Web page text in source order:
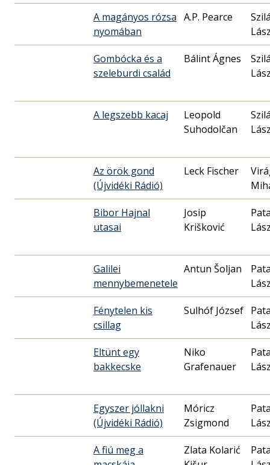
A magányos rózsa
nyomában
A.P. Pearce
Gombócka és a
szeleburdi család
Bálint Ágnes
A legszebb kacaj
Leopold
Suhodolčan
Az örök gond
(Újvidéki Rádió)
Leck Fischer
Bibor Hajnal
utasai
Josip
Krišković
Galilei
mennybemenetele
Antun Šoljan
Fénytelen kis
csillag
Sulhóf József
Eltünt egy
bakkecske
Niko
Grafenauer
Egyszer jóllakni
(Újvidéki Rádió)
Móricz
Zsigmond
A fiú meg a
Zlata Kolarić